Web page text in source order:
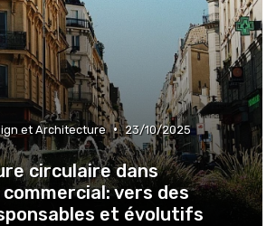
et Architecture • 23/10/2025
circulaire dans
vers des
et évolutifs